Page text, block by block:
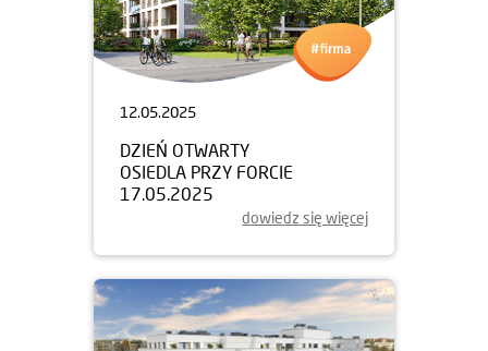
12.05.2025
DZIEŃ OTWARTY
OSIEDLA PRZY FORCIE
17.05.2025
dowiedz się więcej